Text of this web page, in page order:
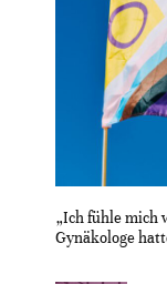
„Ich fühle mich
Gynäkologe